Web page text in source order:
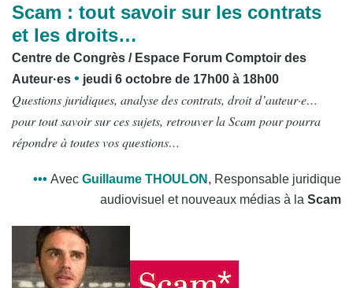
Scam : tout savoir sur les contrats
et les droits…
Centre de Congrès / Espace Forum Comptoir des
Auteur·es • jeudi 6 octobre de 17h00 à 18h00
Questions juridiques, analyse des contrats, droitd’auteur·e…
pour tout savoir sur ces sujets, retrouver la Scam pour pourra
répondre à toutes vos questions…
••• Avec Guillaume THOULON , Responsable juridique
audiovisuel et nouveaux médias à la Scam